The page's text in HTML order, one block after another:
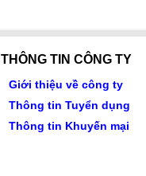
THÔNG TIN CÔNG TY
Giới thiệu về công ty
Thông tin Tuyển dụng
Thông tin Khuyến mại